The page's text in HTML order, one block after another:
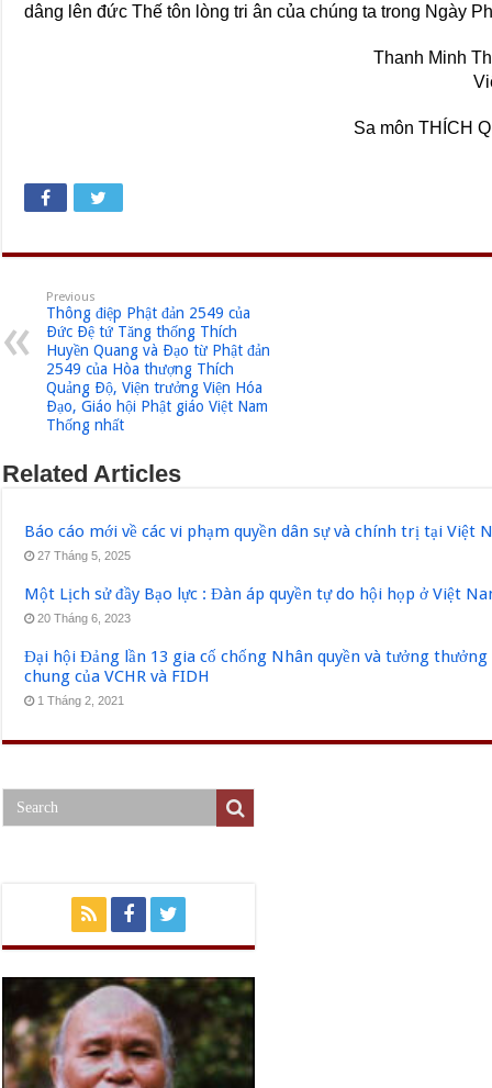
dâng lên đức Thế tôn lòng tri ân của chúng ta trong Ngày
Thanh Minh
Sa môn THÍCH
Previous
Thông điệp Phật đản 2549 của
Ðức Ðệ tứ Tăng thống Thích
Huyền Quang và Ðạo từ Phật đản
2549 của Hòa thượng Thích
Quảng Ðộ, Viện trưởng Viện Hóa
Ðạo, Giáo hội Phật giáo Việt Nam
Thống nhất
Related Articles
Báo cáo mới về các vi phạm quyền dân sự và chính trị tại Việt
27 Tháng 5, 2025
Một Lịch sử đầy Bạo lực : Đàn áp quyền tự do hội họp ở Việt
20 Tháng 6, 2023
Đại hội Đảng lần 13 gia cố chống Nhân quyền và tưởng
chung của VCHR và FIDH
1 Tháng 2, 2021